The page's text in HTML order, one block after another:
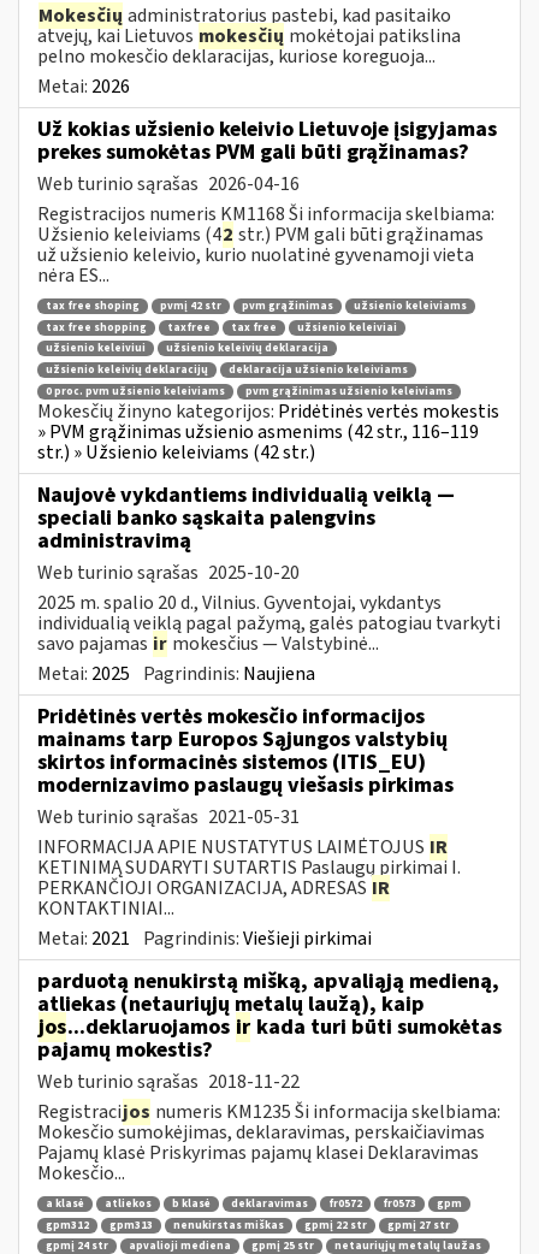
Mokesčių administratorius pastebi, kad pasitaiko
atvejų, kai Lietuvos mokesčių mokėtojai patikslina
pelno mokesčio deklaracijas, kuriose koreguoja...
Metai: 2026
Už kokias užsienio keleivio Lietuvoje įsigyjamas
prekes sumokėtas PVM gali būti grąžinamas?
Web turinio sąrašas 2026-04-16
Registracijos numeris KM1168 Ši informacija skelbiama:
Užsienio keleiviams (42 str.) PVM gali būti grąžinamas
už užsienio keleivio, kurio nuolatinė gyvenamoji vieta
nėra ES...
tax free shoping pvmį 42 str pvm grąžinimas
užsienio keleiviams
tax free shopping
taxfree tax free
užsienio keleiviai
užsienio keleiviui
užsienio keleivių deklaracija
užsienio keleivių deklaracijų
deklaracija užsienio keleiviams
0 proc. pvm užsienio keleiviams
pvm grąžinimas užsienio keleiviams
Mokesčių žinyno kategorijos: Pridėtinės vertės mokestis
» PVM grąžinimas užsienio asmenims (42 str., 116–119
str.) » Užsienio keleiviams (42 str.)
Naujovė vykdantiems individualią veiklą —
speciali banko sąskaita palengvins
administravimą
Web turinio sąrašas 2025-10-20
2025 m. spalio 20 d., Vilnius. Gyventojai, vykdantys
individualią veiklą pagal pažymą, galės patogiau tvarkyti
savo pajamas ir mokesčius — Valstybinė...
Metai: 2025 Pagrindinis: Naujiena
Pridėtinės vertės mokesčio informacijos
mainams tarp Europos Sąjungos valstybių
skirtos informacinės sistemos (ITIS_EU)
modernizavimo paslaugų viešasis pirkimas
Web turinio sąrašas 2021-05-31
INFORMACIJA APIE NUSTATYTUS LAIMĖTOJUS IR
KETINIMĄ SUDARYTI SUTARTIS Paslaugų pirkimai I.
PERKANČIOJI ORGANIZACIJA, ADRESAS IR
KONTAKTINIAI...
Metai: 2021 Pagrindinis:Viešieji pirkimai
parduotą nenukirstą mišką, apvaliąją medieną,
atliekas (netauriųjų metalų laužą), kaip
jos...deklaruojamos ir kada turi būti sumokėtas
pajamų mokestis?
Web turinio sąrašas 2018-11-22
Registracijos numeris KM1235 Ši informacija skelbiama:
Mokesčio sumokėjimas, deklaravimas, perskaičiavimas
Pajamų klasė Priskyrimas pajamų klasei Deklaravimas
Mokesčio...
a klasė atliekos b klasė deklaravimas fr0572 fr0573
gpm
gpm312
gpm313 nenukirstas miškas gpmį 22 str
gpmį 27 str
gpmį 24 str
apvalioji mediena gpmį 25 str netauriųjų metalų laužas